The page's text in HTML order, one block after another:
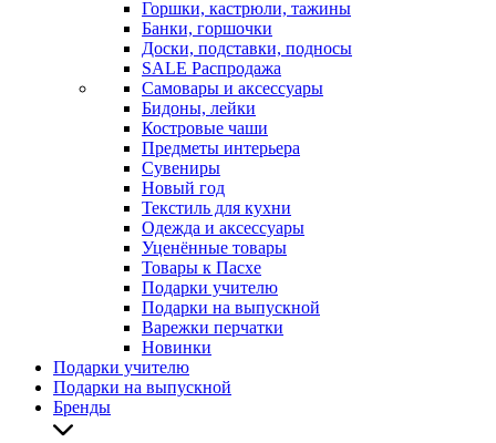
Горшки, кастрюли, тажины
Банки, горшочки
Доски, подставки, подносы
SALE Распродажа
Самовары и аксессуары
Бидоны, лейки
Костровые чаши
Предметы интерьера
Сувениры
Новый год
Текстиль для кухни
Одежда и аксессуары
Уценённые товары
Товары к Пасхе
Подарки учителю
Подарки на выпускной
Варежки перчатки
Новинки
Подарки учителю
Подарки на выпускной
Бренды